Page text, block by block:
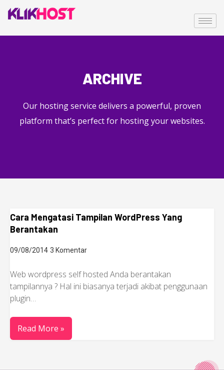
ARCHIVE
Our hosting service delivers a powerful, proven
platform that’s perfect for hosting your websites.
Cara Mengatasi Tampilan WordPress Yang
Berantakan
09/08/2014 3 Komentar
Web wordpress self hosted Anda berantakan
tampilannya ? Hal ini biasanya terjadi akibat penggunaan
plugin…
Read More »